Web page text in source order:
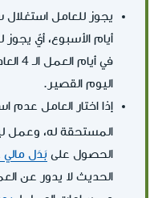
يجوز للعامل
اليوم القصير.
إذا اختار العامل عدم
المستحقة له، وعمل
الحصول على بَدَل مالي
الحديث لا يدور عن